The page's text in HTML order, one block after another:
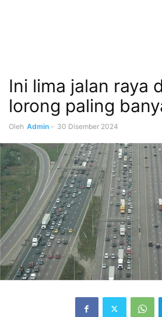
Ini lima jalan raya
lorong paling
Oleh Admin - 30 Disember 2024